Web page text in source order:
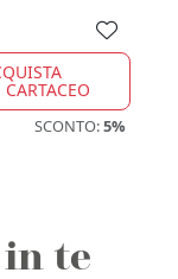
SCONTO:5%
te